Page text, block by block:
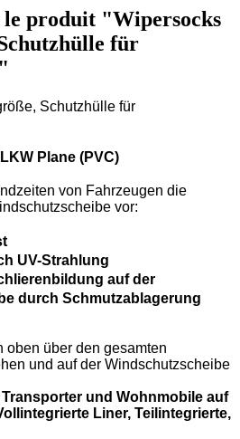
produit "Wipersocks
für
Schutzhülle für
Plane (PVC)
von Fahrzeugen die
vor:
UV-Strahlung
auf der
durch Schmutzablagerung
oben über den gesamten
und auf der Windschutzscheibe
und Wohnmobile auf
Liner, Teilintegrierte,